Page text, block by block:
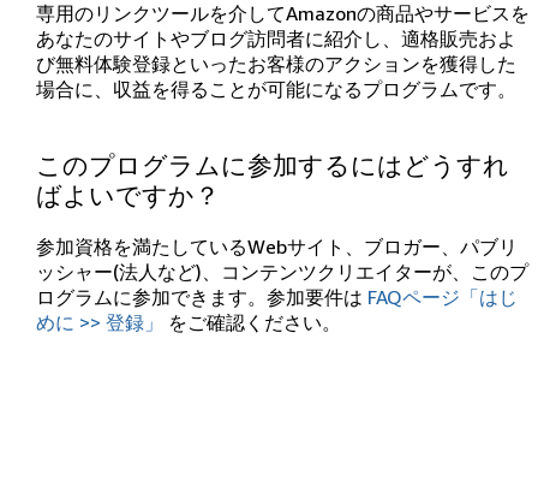
専用のリンクツールを介してAmazonの商品やサービスを
あなたのサイトやブログ訪問者に紹介し、適格販売およ
び無料体験登録といったお客様のアクションを獲得した
場合に、収益を得ることが可能になるプログラムです。
このプログラムに参加するにはどうすれ
ばよいですか？
参加資格を満たしているWebサイト、ブロガー、パブリ
ッシャー(法人など)、コンテンツクリエイターが、このプ
ログラムに参加できます。参加要件は FAQページ「はじ
めに >> 登録」 をご確認ください。